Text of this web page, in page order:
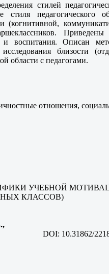
стилей
стиля
(когнитивной,
Приведены
и воспитания. Описан
близости
области с педагогами.
отношения,
УЧЕБНОЙ
КЛАССОВ)
DOI: 10.31862/